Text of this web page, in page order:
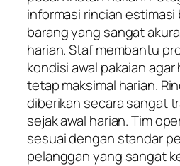
informasi rincian
barang yang sangat
harian. Staf membantu
kondisi awal pakaian
tetap maksimal harian.
diberikan secara sangat
sejak awal harian. Tim
sesuai dengan standar
pelanggan yang sangat